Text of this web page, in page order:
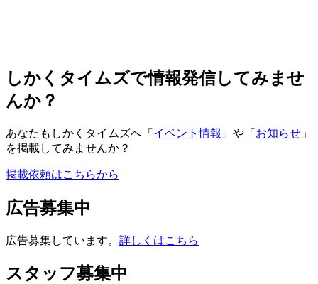
しかくタイムズで情報発信してみませ
んか？
あなたもしかくタイムズへ「 イベント情報 」や「 お知らせ 」
を掲載してみませんか？
掲載依頼はこちらから
広告募集中
広告募集しています。 詳しくはこちら
スタッフ募集中